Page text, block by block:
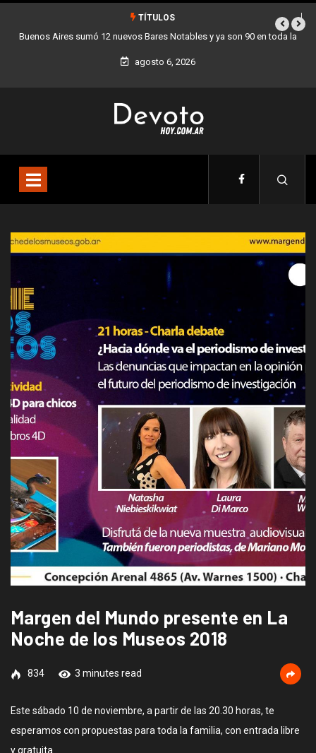
TÍTULOS
Los stands móviles de la Ciudad llegan esta semana a Villa Devoto
agosto 6, 2026
Margen del Mundo presente en La
Noche de los Museos 2018
834 3 minutes read
Este sábado 10 de noviembre, a partir de las 20.30 horas, te
esperamos con propuestas para toda la familia, con entrada libre
y gratuita.